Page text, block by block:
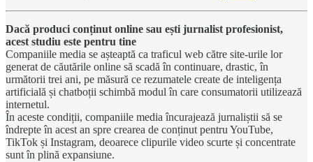
Dacă produci conținut online sau ești jurnalist profesionist,
acest studiu este pentru tine
Companiile media se așteaptă ca traficul web către site-urile lor
generat de căutările online să scadă în continuare, drastic, în
următorii trei ani, pe măsură ce rezumatele create de inteligența
artificială și chatboții schimbă modul în care consumatorii utilizează
internetul.
În aceste condiții, companiile media încurajează jurnaliștii să se
îndrepte în acest an spre crearea de conținut pentru YouTube,
TikTok și Instagram, deoarece clipurile video scurte și concentrate
sunt în plină expansiune.